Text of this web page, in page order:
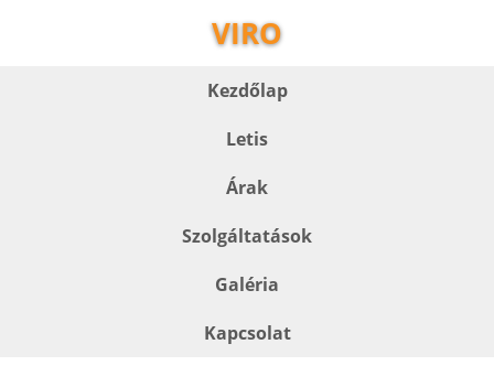
VIRO
Kezdőlap
Letis
Árak
Szolgáltatások
Galéria
Kapcsolat